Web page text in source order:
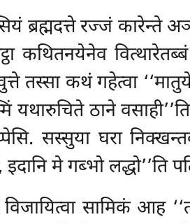
ब्रह्मदत्ते रज्जं कारेन्ते
कथितनयेनेव वित्थारेतब्बं
तस्सा कथं गहेत्वा
यथारुचिते ठाने
सस्सुया घरा
मे गब्भो लद्धो’’ति
सामिकं आह